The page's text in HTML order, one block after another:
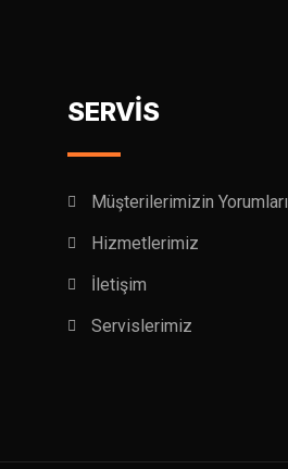
SERVİS
Müşterilerimizin Yorumları
Hizmetlerimiz
İletişim
Servislerimiz